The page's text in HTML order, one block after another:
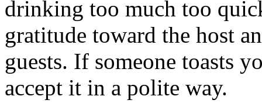
drinking too much too
gratitude toward the host
guests. If someone toasts
accept it in a polite way.